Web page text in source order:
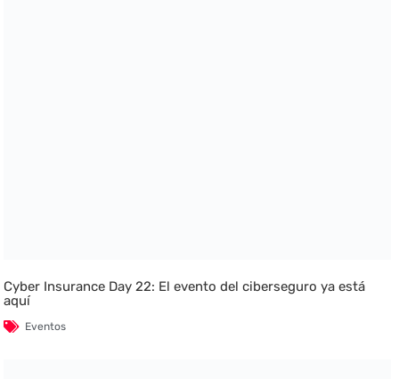
Cyber Insurance Day 22: El evento del ciberseguro ya está
aquí
Eventos